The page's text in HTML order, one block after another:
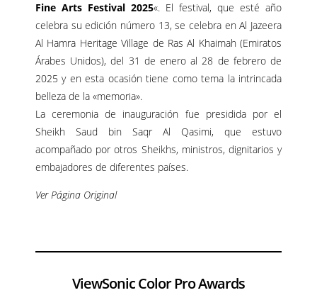
Fine Arts Festival 2025«. El festival, que esté año
celebra su edición número 13, se celebra en Al Jazeera
Al Hamra Heritage Village de Ras Al Khaimah (Emiratos
Árabes Unidos), del 31 de enero al 28 de febrero de
2025 y en esta ocasión tiene como tema la intrincada
belleza de la «memoria».
La ceremonia de inauguración fue presidida por el
Sheikh Saud bin Saqr Al Qasimi, que estuvo
acompañado por otros Sheikhs, ministros, dignitarios y
embajadores de diferentes países.
Ver Página Original
ViewSonic Color Pro Awards